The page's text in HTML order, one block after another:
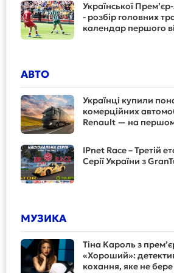
Української
- розбір головних
календар першого
АВТО
Українці купили
комерційних
Renault — на
IPnet Race – Третій
Серії України з
МУЗИКА
Тіна Кароль з
«Хороший»:
кохання, яке не